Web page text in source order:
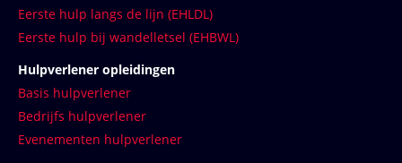
Eerste hulp langs de lijn (EHLDL)
Eerste hulp bij wandelletsel (EHBWL)
Hulpverlener opleidingen
Basis hulpverlener
Bedrijfs hulpverlener
Evenementen hulpverlener